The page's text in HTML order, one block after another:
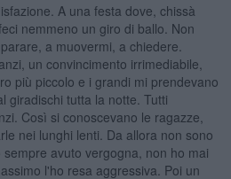
A una festa dove, chissà
nemmeno un giro di ballo. Non
a muovermi, a chiedere.
un convincimento irrimediabile,
più piccolo e i grandi mi prendevano
giradischi tutta la notte. Tutti
Così si conoscevano le ragazze,
nei lunghi lenti. Da allora non sono
avuto vergogna, non ho mai
l'ho resa aggressiva. Poi un